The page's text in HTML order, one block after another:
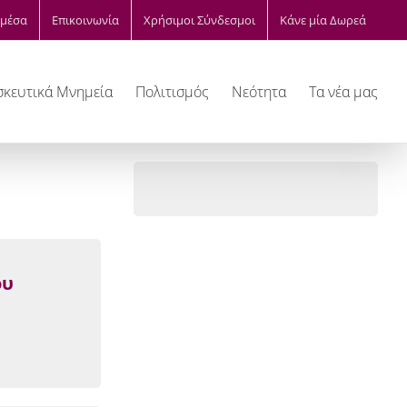
Επικοινωνία Χρήσιμοι Σύνδεσμοι Κάνε μία Δωρεά
Μνημεία Πολιτισμός Νεότητα Τα νέα μας